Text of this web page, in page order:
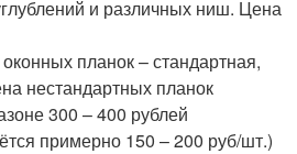
и различных ниш. Цена
планок – стандартная,
нестандартных планок
300 – 400 рублей
примерно 150 – 200 руб/шт.)